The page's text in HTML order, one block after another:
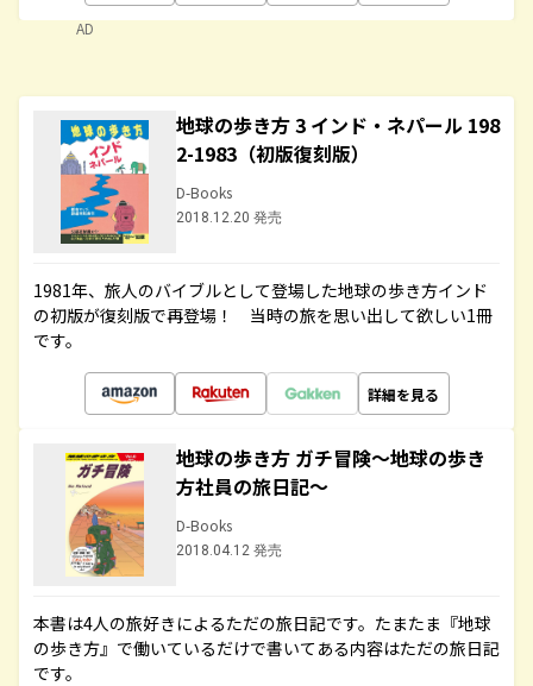
AD
地球の歩き方 3 インド・ネパール 198
2-1983（初版復刻版）
D-Books
2018.12.20 発売
1981年、旅人のバイブルとして登場した地球の歩き方インド
の初版が復刻版で再登場！ 当時の旅を思い出して欲しい1冊
です。
詳細を見る
地球の歩き方 ガチ冒険～地球の歩き
方社員の旅日記～
D-Books
2018.04.12 発売
本書は4人の旅好きによるただの旅日記です。たまたま『地球
の歩き方』で働いているだけで書いてある内容はただの旅日記
です。